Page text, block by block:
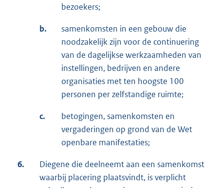
bezoekers;
b.
samenkomsten in een gebouw die
noodzakelijk zijn voor de continuering
van de dagelijkse werkzaamheden van
instellingen, bedrijven en andere
organisaties met ten hoogste 100
personen per zelfstandige ruimte;
c.
betogingen, samenkomsten en
vergaderingen op grond van de Wet
openbare manifestaties;
6.
Diegene die deelneemt aan een samenkomst
waarbij placering plaatsvindt, is verplicht